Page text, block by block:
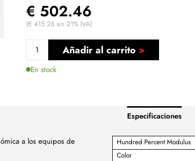
€ 502.46
(€ 415.26 sin 21% IVA)
Añadir al carrito
En stock
Especificaciones
a los equipos de
Hundred Percent Modulus
Color